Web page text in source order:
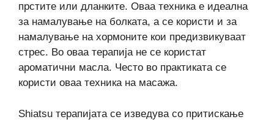
прстите или дланките. Оваа техника е идеална
за намалување на болката, а се користи и за
намалување на хормоните кои предизвикуваат
стрес. Во оваа терапија не се користат
ароматични масла. Често во практиката се
користи оваа техника на масажа.
Shiatsu терапијата се изведува со притискање